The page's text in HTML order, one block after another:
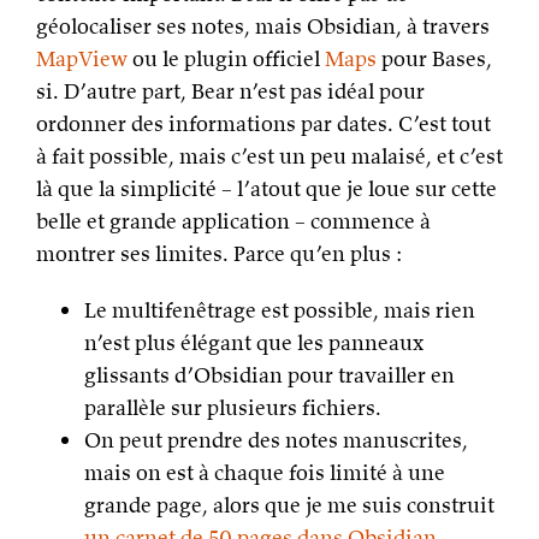
géolocaliser ses notes, mais Obsidian, à travers
MapViewou le plugin officielMaps pour Bases,
si. D’autre part, Bear n’est pas idéal pour
ordonner des informations par dates. C’est tout
à fait possible, mais c’est un peu malaisé, et c’est
là que la simplicité – l’atout que je loue sur cette
belle et grande application – commence à
montrer ses limites. Parce qu’en plus :
Le multifenêtrage est possible, mais rien
n’est plus élégant que les panneaux
glissants d’Obsidian pour travailler en
parallèle sur plusieurs fichiers.
On peut prendre des notes manuscrites,
mais on est à chaque fois limité à une
grande page, alors que je me suis construit